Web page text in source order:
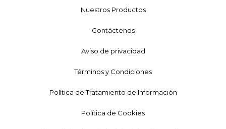
Nuestros Productos
Contáctenos
Aviso de privacidad
Términos y Condiciones
Política de Tratamiento de Información
Política de Cookies